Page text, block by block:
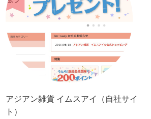
アジアン雑貨 イムスアイ（自社サイ
ト）